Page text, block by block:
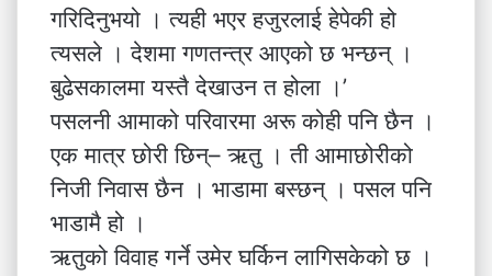
गरिदिनुभयो । त्यही भएर हजुरलाई हेपेकी हो
त्यसले । देशमा गणतन्त्र आएको छ भन्छन् ।
बुढेसकालमा यस्तै देखाउन त होला ।’
पसलनी आमाको परिवारमा अरू कोही पनि छैन ।
एक मात्र छोरी छिन्– ऋतु । ती आमाछोरीको
निजी निवास छैन । भाडामा बस्छन् । पसल पनि
भाडामै हो ।
ऋतुको विवाह गर्ने उमेर घर्किन लागिसकेको छ ।